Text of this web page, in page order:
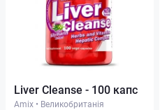
Liver Cleanse - 100 капс
Amix • Великобританія